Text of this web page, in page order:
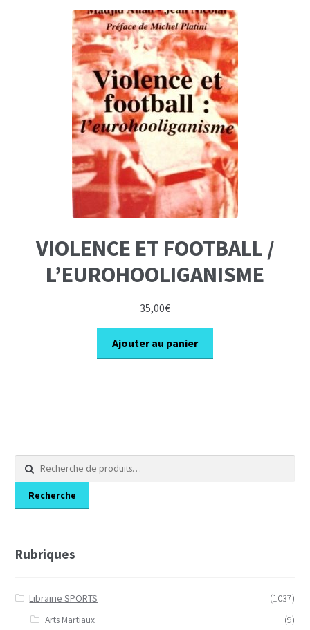
VIOLENCE ET FOOTBALL /
L’EUROHOOLIGANISME
35,00€
Ajouter au panier
Recherche
pour :
Recherche
Rubriques
Librairie SPORTS
(1037)
Arts Martiaux
(9)